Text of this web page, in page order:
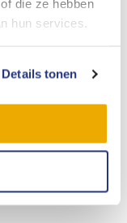
die ze hebben
hun services.
Details tonen
verrichten met